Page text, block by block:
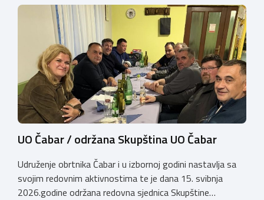
zatražila je od Ministarstva zaštite okoliša i zelene
tranzicije službeno tumačenje Uredbe te njen utjecaj na
ugostiteljski sektor. Tumačenje prenosimo u cijelosti: […]
UO Čabar / održana Skupština UO Čabar
Udruženje obrtnika Čabar i u izbornoj godini nastavlja sa
svojim redovnim aktivnostima te je dana 15. svibnja
2026.godine održana redovna sjednica Skupštine